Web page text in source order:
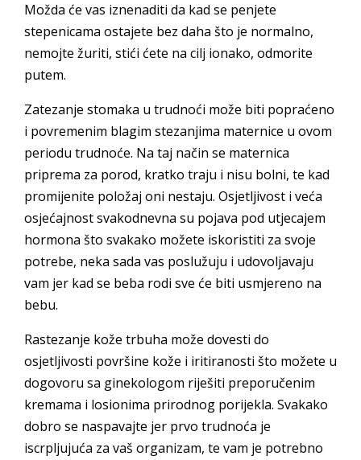
Možda će vas iznenaditi da kad se penjete
stepenicama ostajete bez daha što je normalno,
nemojte žuriti, stići ćete na cilj ionako, odmorite
putem.
Zatezanje stomaka u trudnoći može biti popraćeno
i povremenim blagim stezanjima maternice u ovom
periodu trudnoće. Na taj način se maternica
priprema za porod, kratko traju i nisu bolni, te kad
promijenite položaj oni nestaju. Osjetljivost i veća
osjećajnost svakodnevna su pojava pod utjecajem
hormona što svakako možete iskoristiti za svoje
potrebe, neka sada vas poslužuju i udovoljavaju
vam jer kad se beba rodi sve će biti usmjereno na
bebu.
Rastezanje kože trbuha može dovesti do
osjetljivosti površine kože i iritiranosti što možete u
dogovoru sa ginekologom riješiti preporučenim
kremama i losionima prirodnog porijekla. Svakako
dobro se naspavajte jer prvo trudnoća je
iscrpljujuća za vaš organizam, te vam je potrebno